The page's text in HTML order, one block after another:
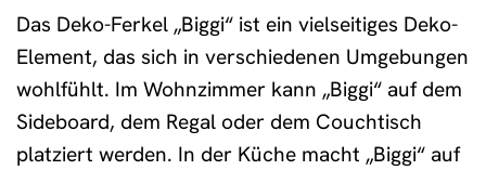
Das Deko-Ferkel „Biggi“ ist ein vielseitiges Deko-
Element, das sich in verschiedenen Umgebungen
wohlfühlt. Im Wohnzimmer kann „Biggi“ auf dem
Sideboard, dem Regal oder dem Couchtisch
platziert werden. In der Küche macht „Biggi“ auf